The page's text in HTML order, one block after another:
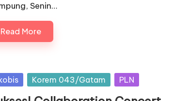
Senin…
Read More
Korem 043/Gatam PLN